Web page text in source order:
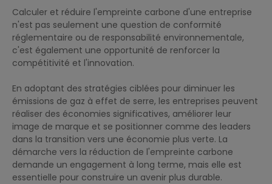
Calculer et réduire l'empreinte carbone d'une entreprise
n'est pas seulement une question de conformité
réglementaire ou de responsabilité environnementale,
c'est également une opportunité de renforcer la
compétitivité et l'innovation.
En adoptant des stratégies ciblées pour diminuer les
émissions de gaz à effet de serre, les entreprises peuvent
réaliser des économies significatives, améliorer leur
image de marque et se positionner comme des leaders
dans la transition vers une économie plus verte. La
démarche vers la réduction de l'empreinte carbone
demande un engagement à long terme, mais elle est
essentielle pour construire un avenir plus durable.